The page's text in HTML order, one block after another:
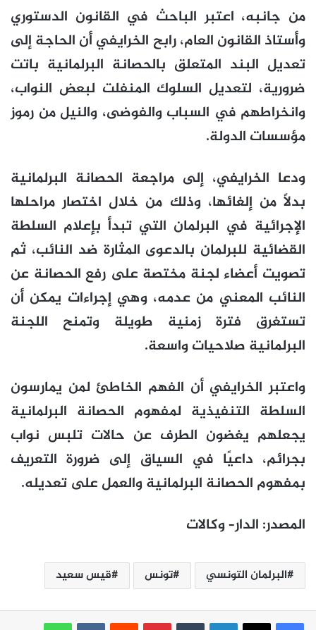
من جانبه، اعتبر الباحث في القانون الدستوري
وأستاذ القانون العام، رابح الخرايفي أن الحاجة إلى
تعديل البند المتعلق بالحصانة البرلمانية باتت
ضرورية، لتعديل السلوك المنفلت لبعض النواب،
وانخراطهم في السباب والفوضى، والنيل من رموز
مؤسسات الدولة.
ودعا الخرايفي، إلى مراجعة الحصانة البرلمانية
بدلًا من إلغائها، وذلك من خلال اختصار مراحلها
الإجرائية في البرلمان التي تبدأ بإعلام السلطة
القضائية للبرلمان بالدعوى المثارة ضد النائب، ثم
تصويت أعضاء لجنة مختصة على رفع الحصانة عن
النائب المعني من عدمه، وهي إجراءات يمكن أن
تستغرق فترة زمنية طويلة وتمنح اللجنة
البرلمانية صلاحيات واسعة.
واعتبر الخرايفي أن الفهم الخاطئ لمن يمارسون
السلطة التنفيذية لمفهوم الحصانة البرلمانية
يجعلهم يغضون الطرف عن حالات تلبس نواب
بجرائم، داعيًا في السياق إلى ضرورة التعريف
بمفهوم الحصانة البرلمانية والعمل على تعديله.
المصدر: الدار–وكالات
البرلمان التونسي تونس قيس سعيد
لينكدإن بينتيريست واتساب